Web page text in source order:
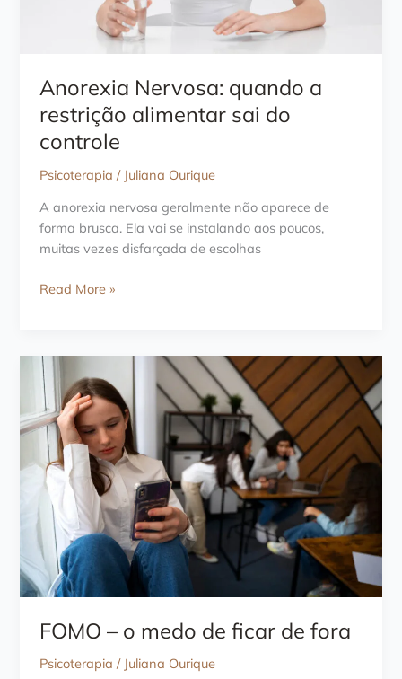
Anorexia Nervosa: quando a
restrição alimentar sai do
controle
Psicoterapia / Juliana Ourique
A anorexia nervosa geralmente não aparece de
forma brusca. Ela vai se instalando aos poucos,
muitas vezes disfarçada de escolhas
Anorexia
restrição
alimentar
sai
do
controle
Read More »
FOMO – o medo de ficar de fora
Psicoterapia / Juliana Ourique